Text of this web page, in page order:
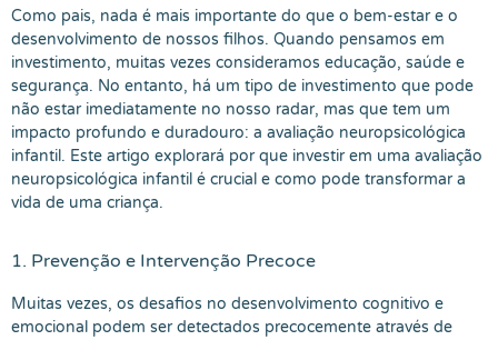
Como pais, nada é mais importante do que o bem-estar e o
desenvolvimento de nossos filhos. Quando pensamos em
investimento, muitas vezes consideramos educação, saúde e
segurança. No entanto, há um tipo de investimento que pode
não estar imediatamente no nosso radar, mas que tem um
impacto profundo e duradouro: a avaliação neuropsicológica
infantil. Este artigo explorará por que investir em uma avaliação
neuropsicológica infantil é crucial e como pode transformar a
vida de uma criança.
1. Prevenção e Intervenção Precoce
Muitas vezes, os desafios no desenvolvimento cognitivo e
emocional podem ser detectados precocemente através de